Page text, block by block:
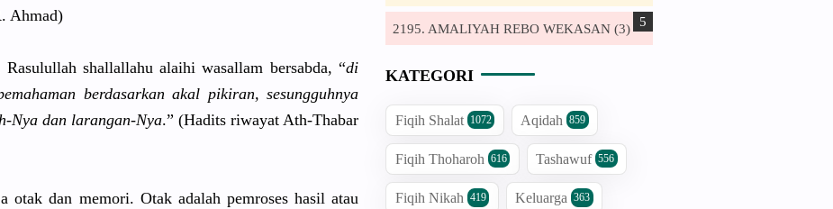
Ahmad)
Rasulullahshallallahu alaihi wasallam bersabda, “di
berdasarkan akal pikiran, sesungguhnya
Nya dan larangan-Nya.” (Hadits riwayat Ath-Thabar
otak dan memori. Otak adalah pemroses hasil atau
2195. AMALIYAH REBO WEKASAN (3)
KATEGORI
Fiqih Shalat 1072 Aqidah 859
Fiqih Thoharoh 616 Tashawuf 556
Fiqih Nikah 419 Keluarga 363